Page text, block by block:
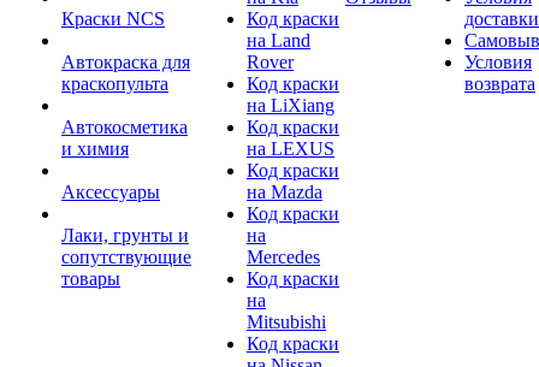
Краски NCS
Автокраска для
краскопульта
Автокосметика
и химия
Аксессуары
Лаки, грунты и
сопутствующие
товары
Код краски
на Land
Rover
Код краски
на LiXiang
Код краски
на LEXUS
Код краски
на Mazda
Код краски
на
Mercedes
Код краски
на
Mitsubishi
Код краски
доставки
Условия
возврата